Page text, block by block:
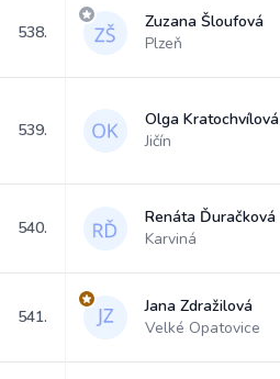
538.
Zuzana Šloufová
Plzeň
539.
Olga Kratochvílová
Jičín
540.
Renáta Ďuračková
Karviná
541.
Jana Zdražilová
Velké Opatovice